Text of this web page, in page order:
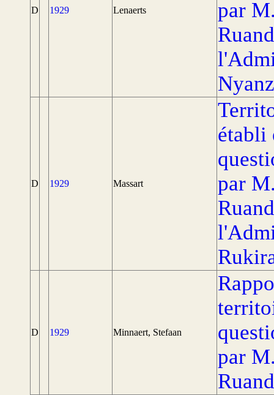
D 1929 Lenaerts
par
D 1929 Massart
établi
par
D 1929 Minnaert, Stefaan
par